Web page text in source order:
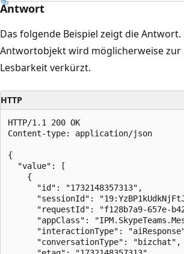
Antwort
Das folgende Beispiel zeigt die
Antwortobjekt wird möglicherweise zur
Lesbarkeit verkürzt.
HTTP
HTTP/1.1 200 OK
Content-type: application/json
{
  "value": [
    {
      "id": "1732148357313",
"sessionId":
"requestId": "f128b7a9-657e-
"appClass":
"interactionType":
      "conversationType": "bizchat",